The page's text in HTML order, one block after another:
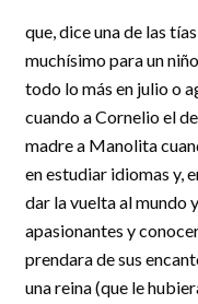
que, dice una de las
muchísimo para un
todo lo más en julio o
cuando a Cornelio el
madre a Manolita
en estudiar idiomas y,
dar la vuelta al mundo
apasionantes y
prendara de sus
una reina (que le